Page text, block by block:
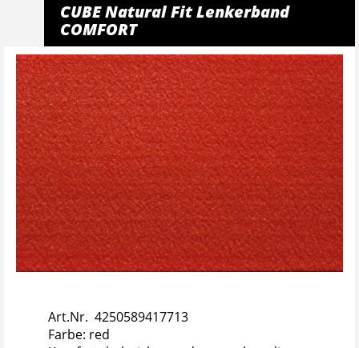
CUBE Natural Fit Lenkerband
COMFORT
Art.Nr. 4250589417713
Farbe: red